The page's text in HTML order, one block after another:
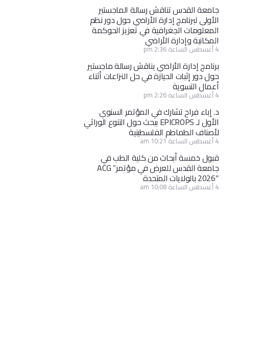
جامعة القدس تناقش رسالة الماجستير
الأولى لبرنامج إدارة الأراضي حول دور نظم
المعلومات الجغرافية في تعزيز الحوكمة
المكانية وإدارة الأراضي
4 أغسطس الساعة 2:36 pm
برنامج إدارة الأراضي يناقش رسالة ماجستير
حول دور إثبات الحيازة في حل النزاعات أثناء
أعمال التسوية
4 أغسطس الساعة 2:26 pm
د. إباء فراح تشارك في المؤتمر السنوي
الأول لـ EPICROPS ببحث حول التنوع الوراثي
لأصناف الطماطم الفلسطينية
4 أغسطس الساعة 10:21 am
قبول خمسة أبحاث من كلية الطب في
جامعة القدس للعرض في مؤتمر” ACG
2026″ بالولايات المتحدة
4 أغسطس الساعة 10:08 am